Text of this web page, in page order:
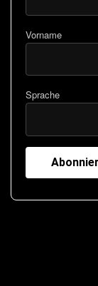
Vorname
Sprache